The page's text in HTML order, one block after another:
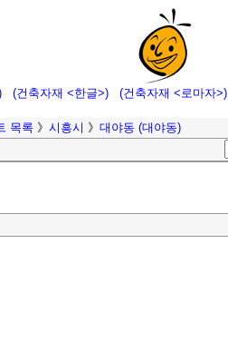
(건축자재 <한글>) (건축자재 <로마자>)
목록 》 시흥시 》 대야동 (대야동)